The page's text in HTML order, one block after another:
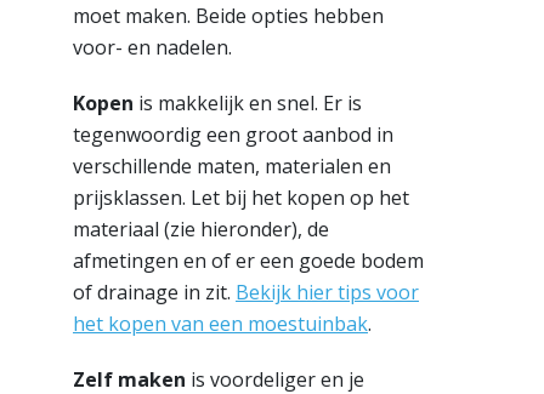
moet maken. Beide opties hebben
voor- en nadelen.
Kopen is makkelijk en snel. Er is
tegenwoordig een groot aanbod in
verschillende maten, materialen en
prijsklassen. Let bij het kopen op het
materiaal (zie hieronder), de
afmetingen en of er een goede bodem
of drainage in zit. Bekijk hier tips voor
het kopen van een moestuinbak.
Zelf maken is voordeliger en je